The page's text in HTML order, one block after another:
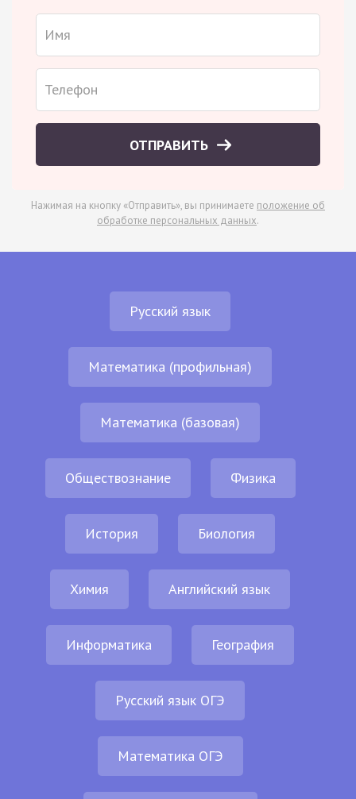
ОТПРАВИТЬ
Нажимая на кнопку «Отправить», вы принимаете положение об
обработке персональных данных.
Русский язык
Математика (профильная)
Математика (базовая)
Обществознание Физика
История Биология
Химия Английский язык
Информатика География
Русский язык ОГЭ
Математика ОГЭ